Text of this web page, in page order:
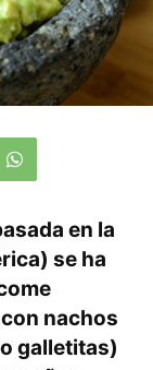
en la
se ha
nachos
galletitas)